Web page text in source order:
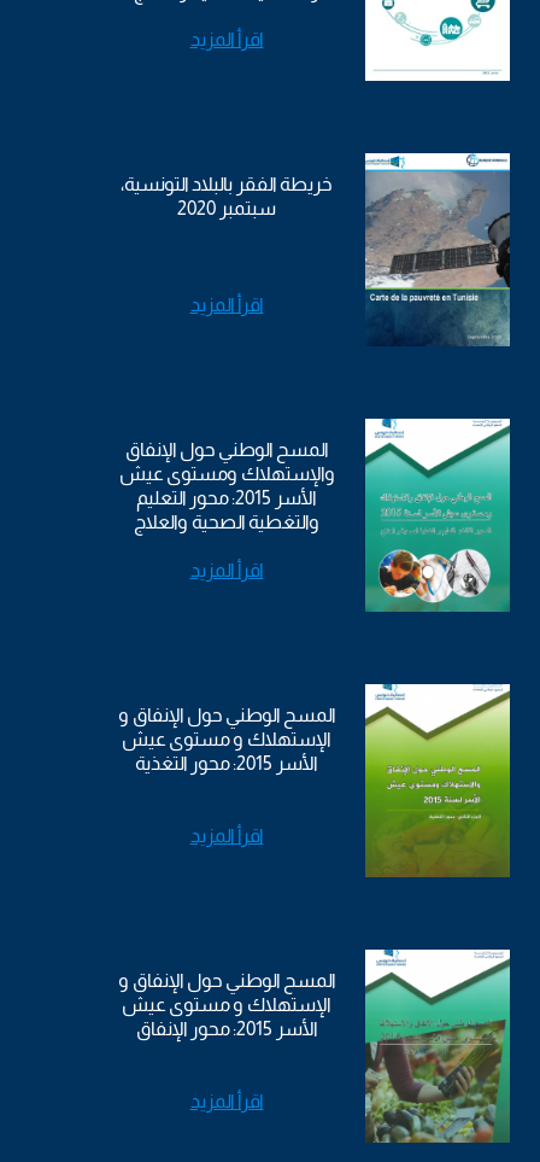
اقرأ المزيد
خريطة الفقر بالبلاد التونسية،
سبتمبر 2020
اقرأ المزيد
المسح الوطني حول الإنفاق
والإستهلاك ومستوى عيش
الأسر 2015: محور التعليم
والتغطية الصحية والعلاج
اقرأ المزيد
المسح الوطني حول الإنفاق و
الإستهلاك و مستوى عيش
الأسر 2015: محور التغذية
اقرأ المزيد
المسح الوطني حول الإنفاق و
الإستهلاك و مستوى عيش
الأسر 2015: محور الإنفاق
اقرأ المزيد